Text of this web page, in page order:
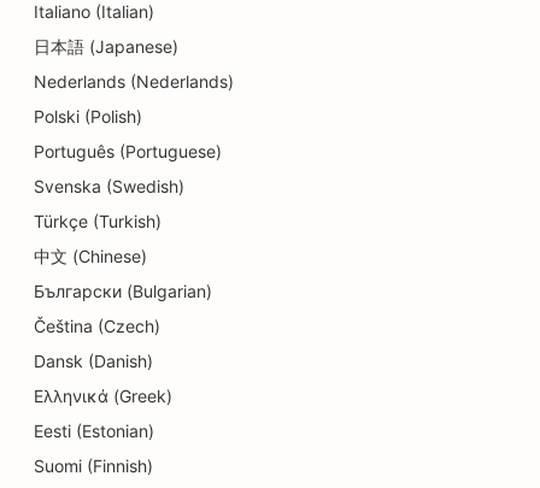
SEO söögikohtadele
SEO dermabrasiooniteenuste jaoks
SEO detailide kauplustele
SEO Donut kauplustele
SEO keemilise puhastuse jaoks
SEO elektrikele
SEO elektroonikakauplustele
SEO endodontidele
Italiano (Italian)
日本語 (Japanese)
Nederlands (Nederlands)
Polski (Polish)
Português (Portuguese)
Svenska (Swedish)
Türkçe (Turkish)
中文 (Chinese)
Български (Bulgarian)
Čeština (Czech)
Dansk (Danish)
Ελληνικά (Greek)
Eesti (Estonian)
Suomi (Finnish)